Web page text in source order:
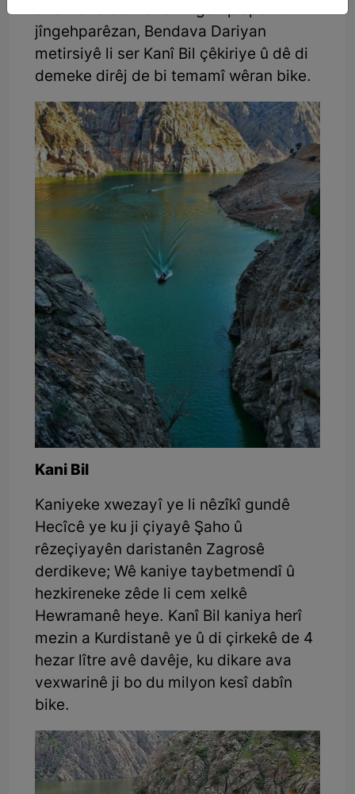
di bin avê de mane. Li gorî pispor û
jîngehparêzan, Bendava Dariyan
metirsiyê li ser Kanî Bil çêkiriye û dê di
demeke dirêj de bi temamî wêran bike.
Kani Bil
Kaniyeke xwezayî ye li nêzîkî gundê
Hecîcê ye ku ji çiyayê Şaho û
rêzeçiyayên daristanên Zagrosê
derdikeve; Wê kaniye taybetmendî û
hezkireneke zêde li cem xelkê
Hewramanê heye. Kanî Bil kaniya herî
mezin a Kurdistanê ye û di çirkekê de 4
hezar lître avê davêje, ku dikare ava
vexwarinê ji bo du milyon kesî dabîn
bike.